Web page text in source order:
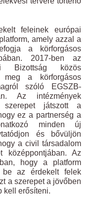
feleinek európai
amely azzal a
a körforgásos
2017-ben az
közös
meg a körforgásos
szóló EGSZB-
Az intézmények
szerepet játszott a
ez a partnerség a
minden új
és bővüljön
a civil társadalom
középpontjában. Az
hogy a platform
be az érdekelt felek
a szerepet a jövőben
kell erősíteni.